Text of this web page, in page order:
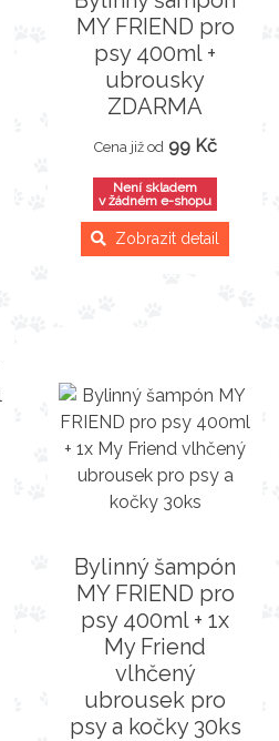
MY FRIEND pro
psy 400ml +
ubrousky
ZDARMA
Cena již od 99 Kč
Není skladem
v žádném e-shopu
Zobrazit detail
Bylinný šampón
MY FRIEND pro
psy 400ml + 1x
My Friend
vlhčený
ubrousek pro
psy a kočky 30ks